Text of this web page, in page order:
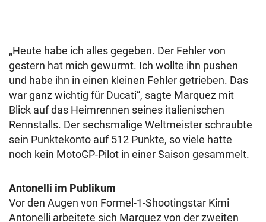
„Heute habe ich alles gegeben. Der Fehler von
gestern hat mich gewurmt. Ich wollte ihn pushen
und habe ihn in einen kleinen Fehler getrieben. Das
war ganz wichtig für Ducati“, sagte Marquez mit
Blick auf das Heimrennen seines italienischen
Rennstalls. Der sechsmalige Weltmeister schraubte
sein Punktekonto auf 512 Punkte, so viele hatte
noch kein MotoGP-Pilot in einer Saison gesammelt.
Antonelli im Publikum
Vor den Augen von Formel-1-Shootingstar Kimi
Antonelli arbeitete sich Marquez von der zweiten